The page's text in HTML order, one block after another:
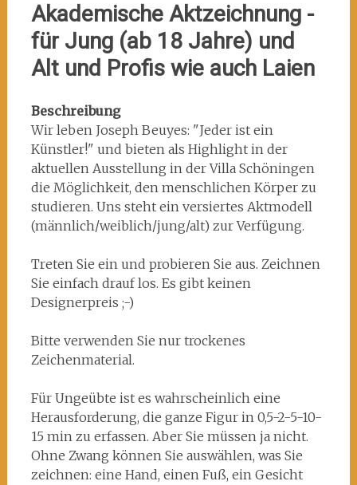
Schöningen
(ID:
AktZ_24_VS)
Akademische Aktzeichnung -
für Jung (ab 18 Jahre) und
Alt und Profis wie auch Laien
Beschreibung
Wir leben Joseph Beuyes: "Jeder ist ein
Künstler!" und bieten als Highlight in der
aktuellen Ausstellung in der Villa Schöningen
die Möglichkeit, den menschlichen Körper zu
studieren. Uns steht ein versiertes Aktmodell
(männlich/weiblich/jung/alt) zur Verfügung.
Treten Sie ein und probieren Sie aus. Zeichnen
Sie einfach drauf los. Es gibt keinen
Designerpreis ;-)
Bitte verwenden Sie nur trockenes
Zeichenmaterial.
Für Ungeübte ist es wahrscheinlich eine
Herausforderung, die ganze Figur in 0,5-2-5-10-
15 min zu erfassen. Aber Sie müssen ja nicht.
Ohne Zwang können Sie auswählen, was Sie
zeichnen: eine Hand, einen Fuß, ein Gesicht